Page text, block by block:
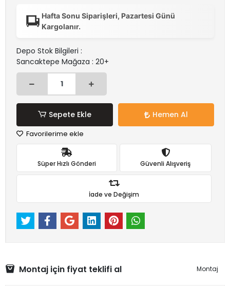
Hafta Sonu Siparişleri, Pazartesi Günü
Kargolanır.
Depo Stok Bilgileri :
Sancaktepe Mağaza : 20+
Sepete Ekle Hemen Al
Favorilerime ekle
Süper Hızlı Gönderi Güvenli Alışveriş
İade ve Değişim
Montaj için fiyat teklifi al Montaj